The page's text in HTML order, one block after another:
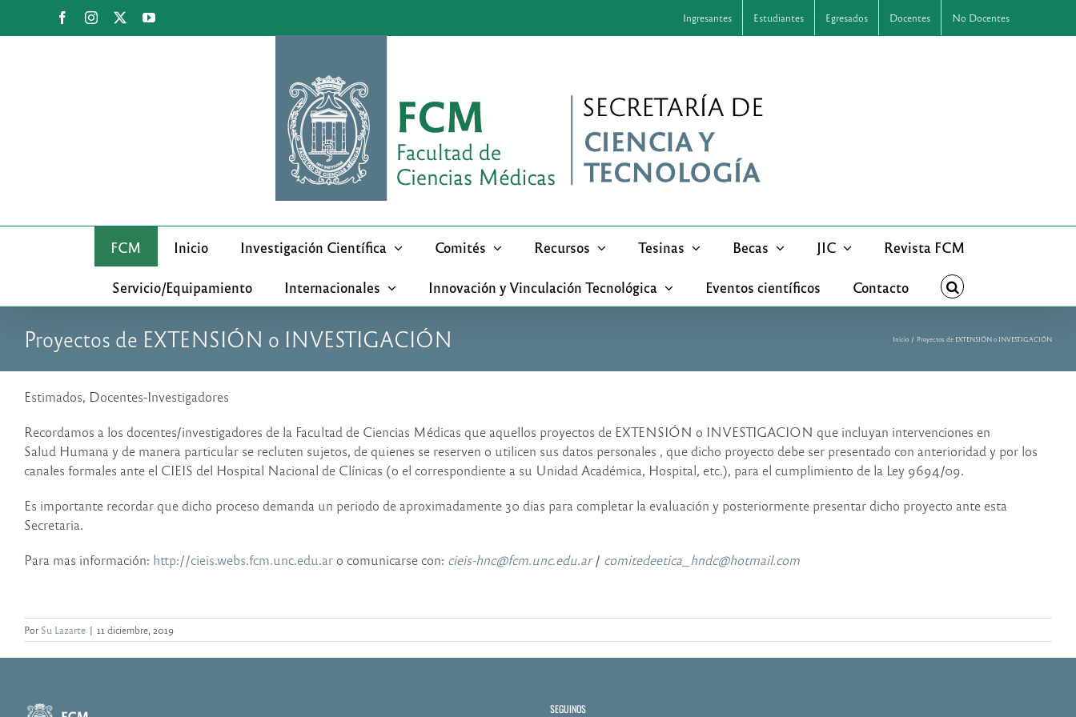
FacebookInstagram YouTube Ingresantes Estudiantes Egresados Docentes No Docentes
FCM Inicio Investigación Científica Comités Recursos Tesinas Becas JIC Revista FCM
Servicio/Equipamiento Internacionales Innovación y Vinculación Tecnológica Eventos científicos Contacto
Proyectos de EXTENSIÓN o INVESTIGACIÓN Inicio Proyectos de EXTENSIÓN o INVESTIGACIÓN
Estimados, Docentes-Investigadores
Recordamos a los docentes/investigadores de la Facultad de Ciencias Médicas que aquellos proyectos de EXTENSIÓN o INVESTIGACION que incluyan intervenciones en
Salud Humana y de manera particular se recluten sujetos, de quienes se reserven o utilicen sus datos personales , que dicho proyecto debe ser presentado con anterioridad y por los
canales formales ante el CIEIS del Hospital Nacional de Clínicas (o el correspondiente a su Unidad Académica, Hospital, etc.), para el cumplimiento de la Ley 9694/09.
Es importante recordar que dicho proceso demanda un periodo de aproximadamente 30 dias para completar la evaluación y posteriormente presentar dicho proyecto ante esta
Secretaria.
Para mas información: http://cieis.webs.fcm.unc.edu.ar o comunicarse con: cieis-hnc@fcm.unc.edu.ar/ comitedeetica_hndc@hotmail.com
PorSu Lazarte | 11 diciembre, 2019
SEGUINOS